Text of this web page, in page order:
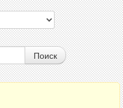
Поиск